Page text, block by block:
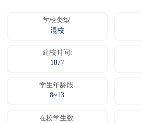
学校类型:
混校
建校时间:
1877
学生年龄段:
8~13
在校学生数: